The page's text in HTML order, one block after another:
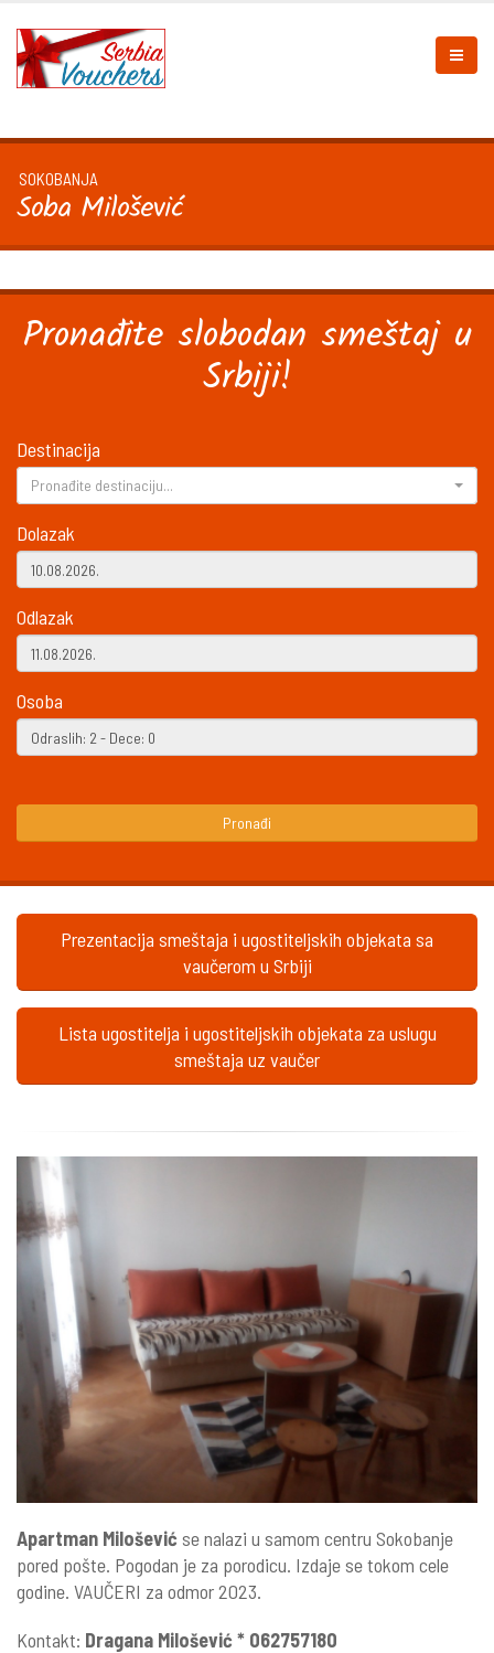
SOKOBANJA
Soba Milošević
Pronađite slobodan smeštaj u
Srbiji!
Destinacija
Pronađite destinaciju...
Dolazak
Odlazak
Osoba
Pronađi
Prezentacija smeštaja i ugostiteljskih objekata sa
vaučerom u Srbiji
Lista ugostitelja i ugostiteljskih objekata za uslugu
smeštaja uz vaučer
Apartman Miloševićse nalazi u samom centru Sokobanje
pored pošte. Pogodan je za porodicu. Izdaje se tokom cele
godine. VAUČERI za odmor 2023.
Kontakt: Dragana Milošević * 062757180